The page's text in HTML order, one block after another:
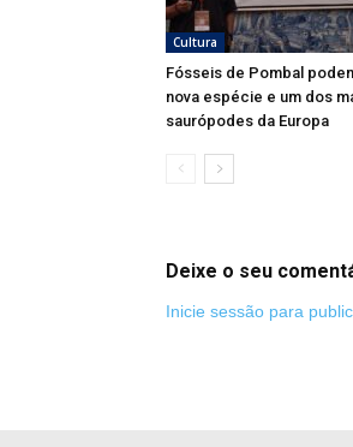
Cultura
Fósseis de Pombal
nova espécie e um dos
saurópodes da Europa
Deixe o seu
Inicie sessão para